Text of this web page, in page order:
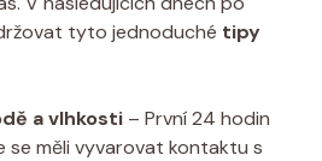
tyto jednoduché tipy
a vlhkosti – První 24 hodin
se měli vyvarovat kontaktu s